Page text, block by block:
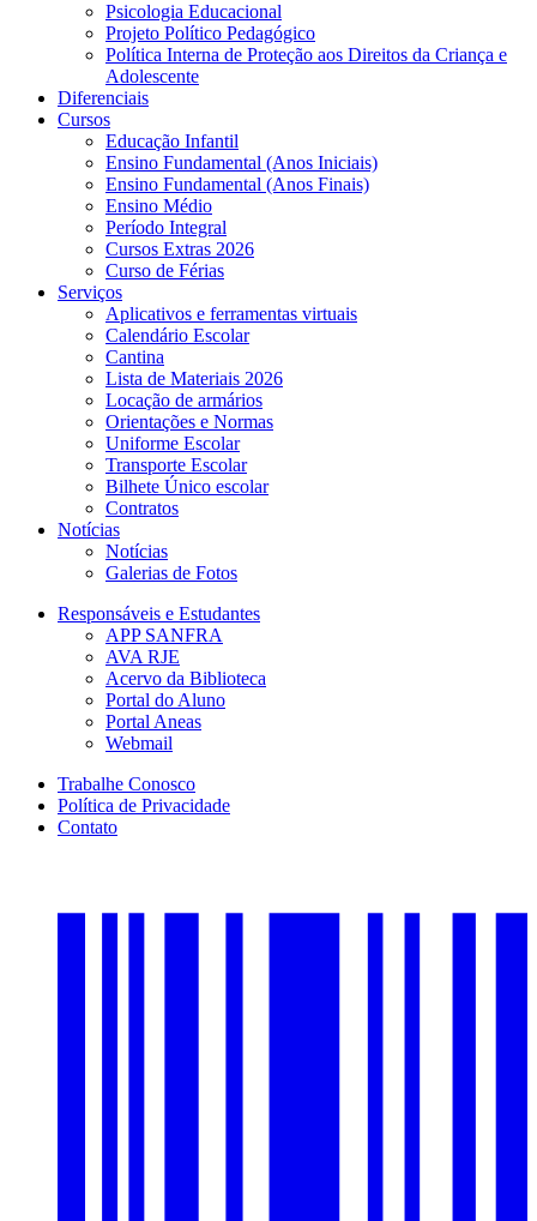
Psicologia Educacional
Projeto Político Pedagógico
Política Interna de Proteção aos Direitos da Criança e
Adolescente
Diferenciais
Cursos
Educação Infantil
Ensino Fundamental (Anos Iniciais)
Ensino Fundamental (Anos Finais)
Ensino Médio
Período Integral
Cursos Extras 2026
Curso de Férias
Serviços
Aplicativos e ferramentas virtuais
Calendário Escolar
Cantina
Lista de Materiais 2026
Locação de armários
Orientações e Normas
Uniforme Escolar
Transporte Escolar
Bilhete Único escolar
Contratos
Notícias
Notícias
Galerias de Fotos
Responsáveis e Estudantes
APP SANFRA
AVA RJE
Acervo da Biblioteca
Portal do Aluno
Portal Aneas
Webmail
Trabalhe Conosco
Política de Privacidade
Contato